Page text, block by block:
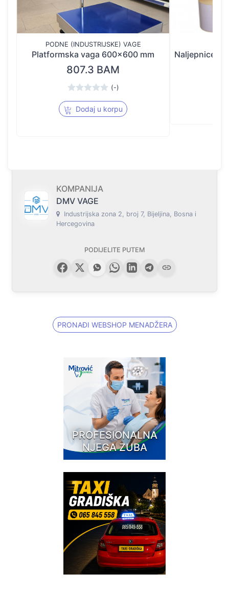
PODNE (INDUSTRIJSKE) VAGE
Platformska vaga 600x600 mm
807.3 BAM
(-)
Dodaj u korpu
KOMPANIJA
DMV VAGE
Industrijska zona 2, broj 7, Bijeljina, Bosna i
Hercegovina
PODIJELITE PUTEM
PRONAĐI WEBSHOP MENADŽERA
PROFESIONALNA
NJEGA ZUBA